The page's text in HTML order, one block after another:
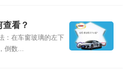
看？
：在车窗玻璃的左下
倒数...